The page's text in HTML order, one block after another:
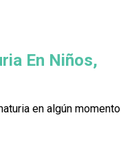
En Niños,
en algún momento